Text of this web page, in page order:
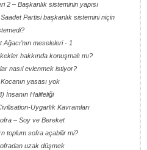
2 – Başkanlık sisteminin yapısı
Partisi başkanlık sistemini niçin
meseleleri - 1
hakkında konuşmalı mı?
nasıl evlenmek istiyor?
yasası yok
İnsanın Halifeliği
Uygarlık Kavramları
– Soy ve Bereket
toplum sofra açabilir mi?
uzak düşmek